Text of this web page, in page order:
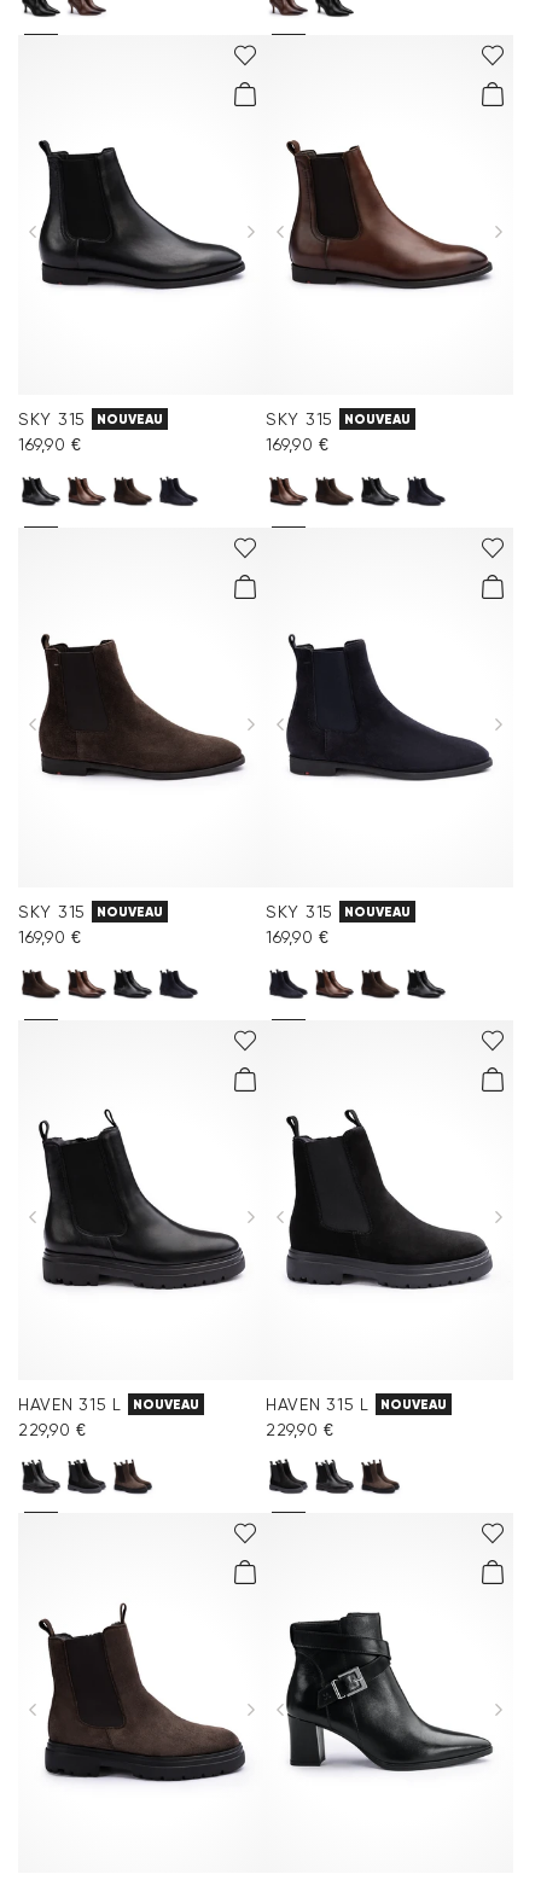
SKY 315 NOUVEAU
169,90 €
SKY 315 NOUVEAU
169,90 €
SKY 315 NOUVEAU
169,90 €
SKY 315 NOUVEAU
169,90 €
HAVEN 315 L NOUVEAU
229,90 €
HAVEN 315 L NOUVEAU
229,90 €